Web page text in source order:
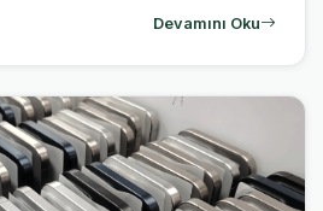
Devamını Oku